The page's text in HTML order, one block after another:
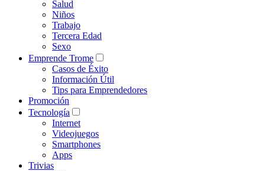
Salud
Niños
Trabajo
Tercera Edad
Sexo
Emprende Trome
Casos de Éxito
Información Útil
Tips para Emprendedores
Promoción
Tecnología
Internet
Videojuegos
Smartphones
Apps
Trivias